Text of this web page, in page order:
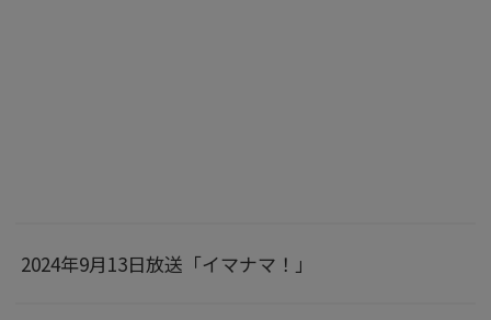
2024年9月13日放送「イマナマ！」